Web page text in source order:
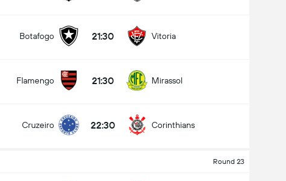
Vitoria
21:30
Botafogo
Mirassol
21:30
Flamengo
Corinthians
22:30
Cruzeiro
Round 23